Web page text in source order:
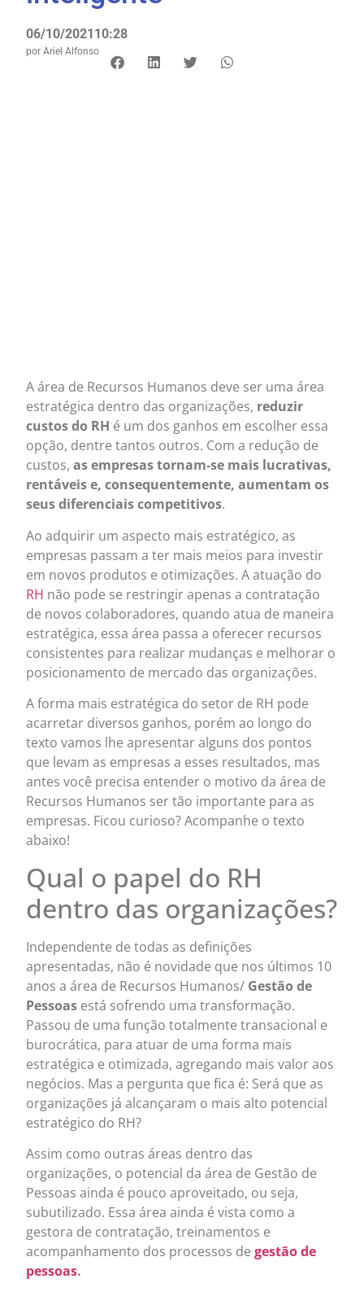
06/10/202110:28
por Ariel Alfonso
A área de Recursos Humanos deve ser uma área
estratégica dentro das organizações, reduzir
custos do RH é um dos ganhos em escolher essa
opção, dentre tantos outros. Com a redução de
custos,as empresas tornam-se mais lucrativas,
rentáveis e, consequentemente, aumentam os
seus diferenciais competitivos.
Ao adquirir um aspecto mais estratégico, as
empresas passam a ter mais meios para investir
em novos produtos e otimizações. A atuação do
RH não pode se restringir apenas a contratação
de novos colaboradores, quando atua de maneira
estratégica, essa área passa a oferecer recursos
consistentes para realizar mudanças e melhorar o
posicionamento de mercado das organizações.
A forma mais estratégica do setor de RH pode
acarretar diversos ganhos, porém ao longo do
texto vamos lhe apresentar alguns dos pontos
que levam as empresas a esses resultados, mas
antes você precisa entender o motivo da área de
Recursos Humanos ser tão importante para as
empresas. Ficou curioso? Acompanhe o texto
abaixo!
Qual o papel do RH
dentro das organizações?
Independente de todas as definições
apresentadas, não é novidade que nos últimos 10
anos a área de Recursos Humanos/ Gestão de
Pessoas está sofrendo uma transformação.
Passou de uma função totalmente transacional e
burocrática, para atuar de uma forma mais
estratégica e otimizada, agregando mais valor aos
negócios. Mas a pergunta que fica é: Será que as
organizações já alcançaram o mais alto potencial
estratégico do RH?
Assim como outras áreas dentro das
organizações, o potencial da área de Gestão de
Pessoas ainda é pouco aproveitado, ou seja,
subutilizado. Essa área ainda é vista como a
gestora de contratação, treinamentos e
acompanhamento dos processos degestão de
pessoas.